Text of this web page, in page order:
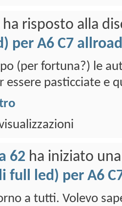
ha risposto alla
per A6 C7 allroad
(per fortuna?) le
essere pasticciate e
62 ha iniziato
full led) per A6
a tutti. Volevo